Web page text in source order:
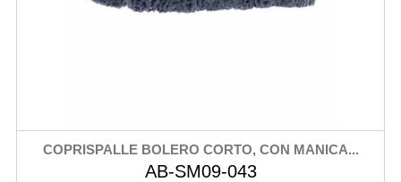
COPRISPALLE BOLERO CORTO, CON MANICA...
AB-SM09-043